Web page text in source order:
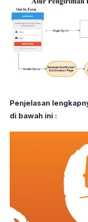
Penjelasan
di bawah ini :